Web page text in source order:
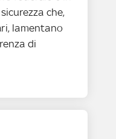
che,
lamentano
di